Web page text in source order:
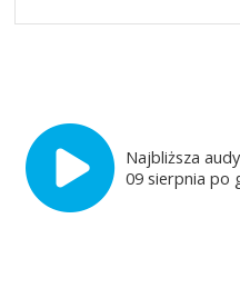
Najbliższa
09 sierpnia po